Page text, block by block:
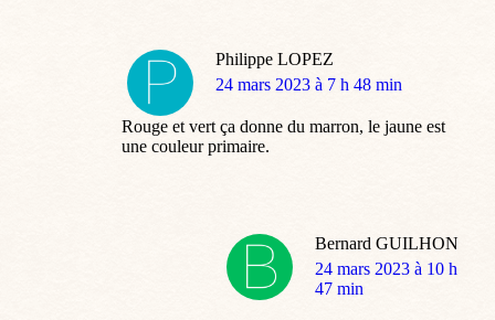
Philippe LOPEZ
dit
24 mars 2023 à 7 h 48 min
Rouge et vert ça donne du marron, le jaune est
une couleur primaire.
Bernard GUILHON
dit
:
24 mars 2023 à 10 h
47 min